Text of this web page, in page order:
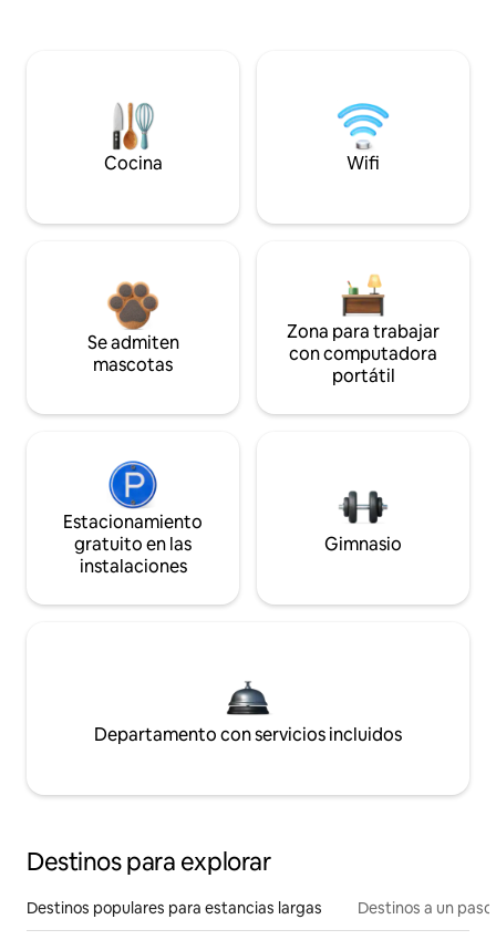
Cocina Wifi
Se admiten
mascotas
Zona para trabajar
con computadora
portátil
Estacionamiento
gratuito en las
instalaciones
Gimnasio
Departamento con servicios incluidos
Destinos para explorar
Destinos populares para estancias largas Destinos a un